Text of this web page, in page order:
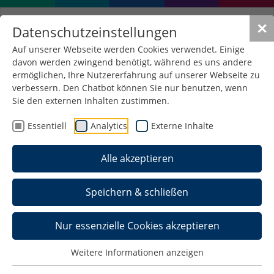
✕
Datenschutzeinstellungen
Auf unserer Webseite werden Cookies verwendet. Einige
davon werden zwingend benötigt, während es uns andere
ermöglichen, Ihre Nutzererfahrung auf unserer Webseite zu
verbessern. Den Chatbot können Sie nur benutzen, wenn
Sie den externen Inhalten zustimmen.
Essentiell Analytics Externe Inhalte
Alle akzeptieren
Speichern & schließen
Nur essenzielle Cookies akzeptieren
Weitere Informationen anzeigen
FuriX
Neuentwicklung eines
Verbundwerkstoffes als Halbzeug aus
Dekoroberfläche und
funktionalisierter
Kaschierungsschicht
Forschungsgegenstand
Entwicklung eines Halbzeuges bestehend aus
einer Dekorschicht (z.B. Echtholzfurnier,
Finishfolie) und einer Trägerschicht (Gewebe)
Implementation von nutzerspezifisch